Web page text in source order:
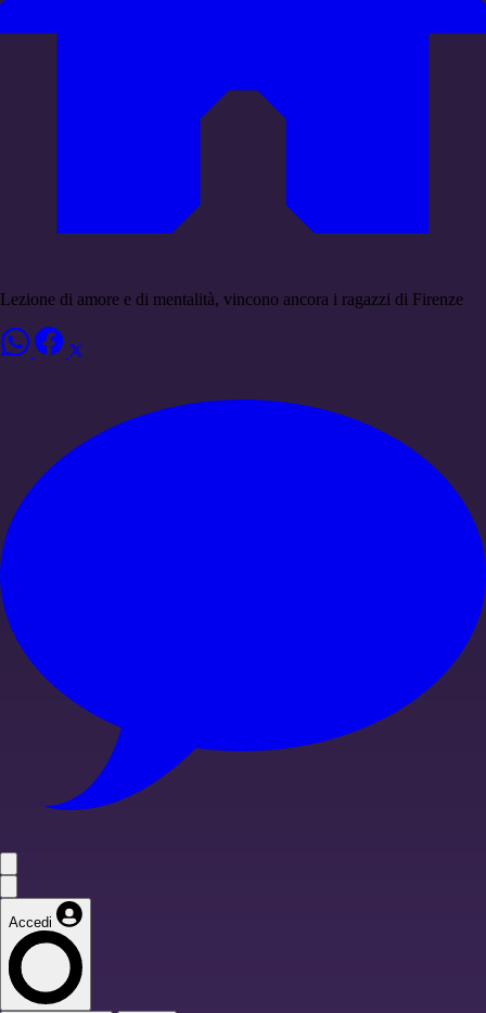
Lezione di amore e di mentalità, vincono ancora i ragazzi di Firenze
Accedi